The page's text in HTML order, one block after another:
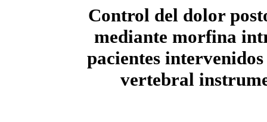
Control del dolor
mediante morfina
pacientes
vertebral